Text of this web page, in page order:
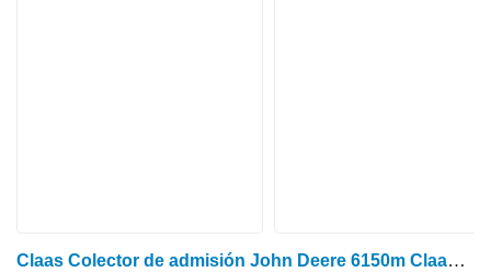
Claas Colector de admisión John Deere 6150m Claas Arion 640 0011503070, R55 RE553176 para Claas Class Arion 640 tractor de ruedas